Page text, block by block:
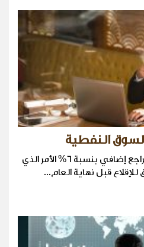
النفطية
أقفلت بورصة النفط على تراجع إضافي بنسبة 6% الأمر الذي
قبل نهاية العام...